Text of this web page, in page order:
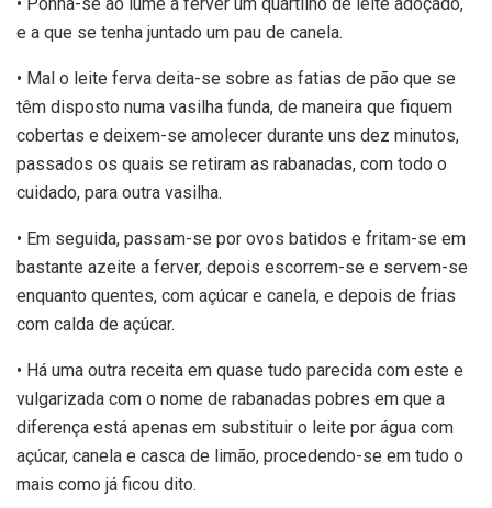
e a que se tenha juntado um pau de canela.
• Mal o leite ferva deita-se sobre as fatias de pão que se
têm disposto numa vasilha funda, de maneira que fiquem
cobertas e deixem-se amolecer durante uns dez minutos,
passados os quais se retiram as rabanadas, com todo o
cuidado, para outra vasilha.
• Em seguida, passam-se por ovos batidos e fritam-se em
bastante azeite a ferver, depois escorrem-se e servem-se
enquanto quentes, com açúcar e canela, e depois de frias
com calda de açúcar.
• Há uma outra receita em quase tudo parecida com este e
vulgarizada com o nome de rabanadas pobres em que a
diferença está apenas em substituir o leite por água com
açúcar, canela e casca de limão, procedendo-se em tudo o
mais como já ficou dito.